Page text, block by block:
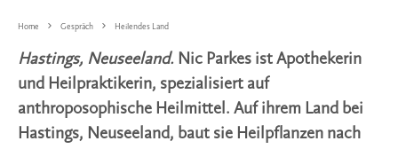
Home Gespräch Heilendes Land
Hastings, Neuseeland. Nic Parkes ist Apothekerin
und Heilpraktikerin, spezialisiert auf
anthroposophische Heilmittel. Auf ihrem Land bei
Hastings, Neuseeland, baut sie Heilpflanzen nach